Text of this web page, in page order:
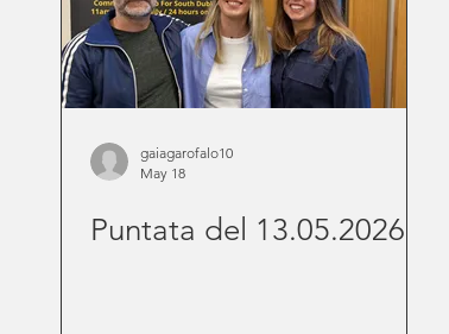
gaiagarofalo10
May 18
Puntata del 13.05.2026